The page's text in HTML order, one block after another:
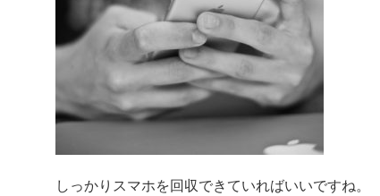
しっかりスマホを回収できていればいいですね。